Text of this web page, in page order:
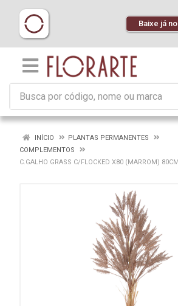
Baixe já
INÍCIO
PLANTAS PERMANENTES
COMPLEMENTOS
C.GALHO GRASS C/FLOCKED X80 (MARROM) 80CM